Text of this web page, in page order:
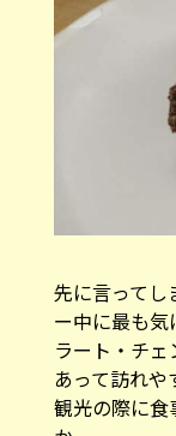
先に言ってし
ー中に最も
ラート・チ
あって訪れや
観光の際に食